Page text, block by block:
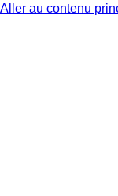
Aller au contenu